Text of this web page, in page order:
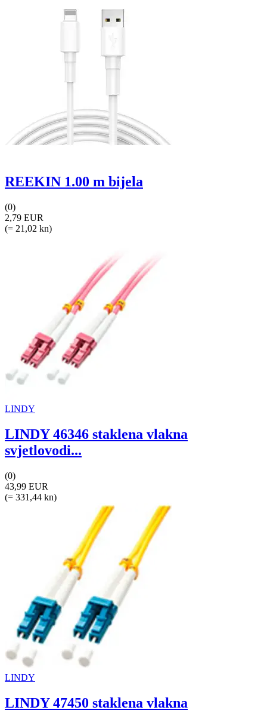
REEKIN 1.00 m bijela
(0)
2,79 EUR
(= 21,02 kn)
LINDY
LINDY 46346 staklena vlakna
svjetlovodi...
(0)
43,99 EUR
(= 331,44 kn)
LINDY
LINDY 47450 staklena vlakna